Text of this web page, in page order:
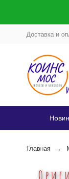
Доставка и
Главная